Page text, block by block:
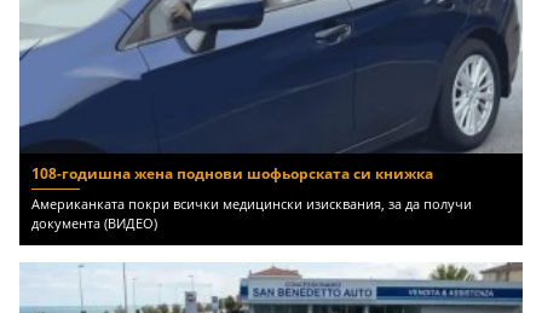
108-годишна жена поднови шофьорската си книжка
Американката покри всички медицински изисквания, за да получи
документа (ВИДЕО)